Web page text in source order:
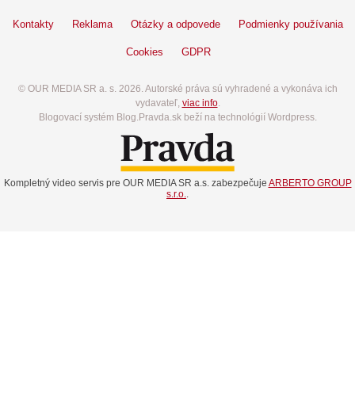
Kontakty Reklama Otázky a odpovede Podmienky používania
Cookies GDPR
© OUR MEDIA SR a. s. 2026. Autorské práva sú vyhradené a vykonáva ich
vydavateľ, viac info.
Blogovací systém Blog.Pravda.sk beží na technológií Wordpress.
Kompletný video servis pre OUR MEDIA SR a.s. zabezpečuje ARBERTO GROUP
s.r.o..